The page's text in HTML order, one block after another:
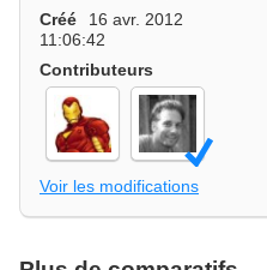
Créé
16 avr. 2012
11:06:42
Contributeurs
Voir les modifications